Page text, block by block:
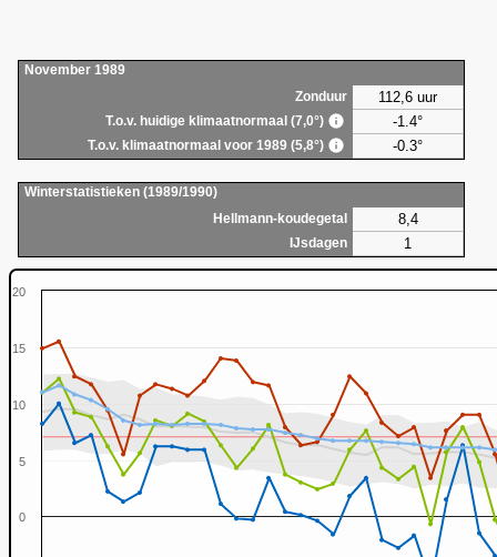
November 1989
Zonduur
112,6 uur
T.o.v. huidige klimaatnormaal (7,0°) -1.4°
T.o.v. klimaatnormaal voor 1989 (5,8°) -0.3°
Winterstatistieken (1989/1990)
Hellmann-koudegetal
8,4
IJsdagen 1
0
5
10
15
20